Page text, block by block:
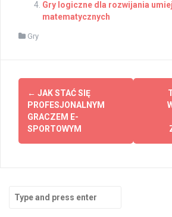
Gry logiczne dla rozwijania
matematycznych
Gry
Post
navigation
← JAK STAĆ SIĘ
PROFESJONALNYM
GRACZEM E-
SPORTOWYM
for: